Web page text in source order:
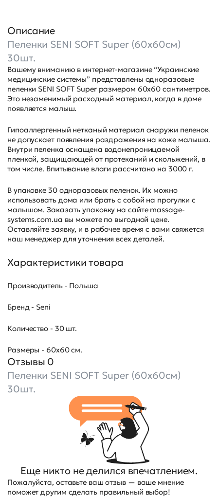
Описание
Пеленки SENI SOFT Super (60x60см)
30шт.
Вашему вниманию в интернет-магазине “Украинские
медицинские системы” представлены одноразовые
пеленки SENI SOFT Super размером 60х60 сантиметров.
Это незаменимый расходный материал, когда в доме
появляется малыш.
Гипоаллергенный нетканый материал снаружи пеленок
не допускает появления раздражения на коже малыша.
Внутри пеленка оснащена водонепроницаемой
пленкой, защищающей от протеканий и скольжений, в
том числе. Впитывание влаги рассчитано на 3000 г.
В упаковке 30 одноразовых пеленок. Их можно
использовать дома или брать с собой на прогулки с
малышом. Заказать упаковку на сайте massage-
systems.com.ua вы можете по выгодной цене.
Оставляйте заявку, и в рабочее время с вами свяжется
наш менеджер для уточнения всех деталей.
Характеристики товара
Производитель - Польша
Бренд - Seni
Количество - 30 шт.
Размеры - 60х60 см.
Отзывы 0
Пеленки SENI SOFT Super (60x60см)
30шт.
Еще никто не делился впечатлением.
Пожалуйста, оставьте ваш отзыв — ваше мнение
поможет другим сделать правильный выбор!